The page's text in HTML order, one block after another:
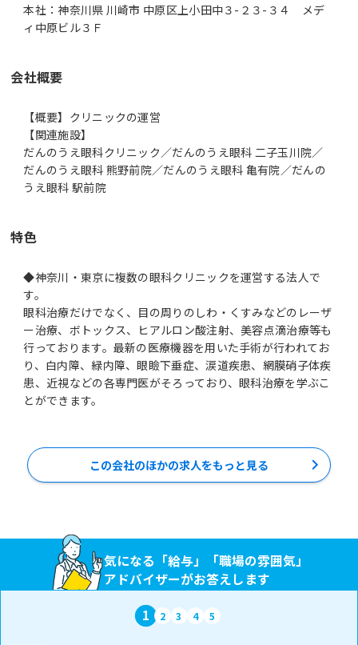
本社：神奈川県 川崎市 中原区上小田中３-２３-３４ メデ
ィ中原ビル３Ｆ
会社概要
【概要】クリニックの運営
【関連施設】
だんのうえ眼科クリニック／だんのうえ眼科 二子玉川院／
だんのうえ眼科 熊野前院／だんのうえ眼科 亀有院／だんの
うえ眼科 駅前院
特色
◆神奈川・東京に複数の眼科クリニックを運営する法人で
す。
眼科治療だけでなく、目の周りのしわ・くすみなどのレーザ
ー治療、ボトックス、ヒアルロン酸注射、美容点滴治療等も
行っております。最新の医療機器を用いた手術が行われてお
り、白内障、緑内障、眼瞼下垂症、涙道疾患、網膜硝子体疾
患、近視などの各専門医がそろっており、眼科治療を学ぶこ
この会社のほかの求人をもっと見る
気になる「給与」「職場の雰囲気」
アドバイザーがお答えします
1 2 3 4 5